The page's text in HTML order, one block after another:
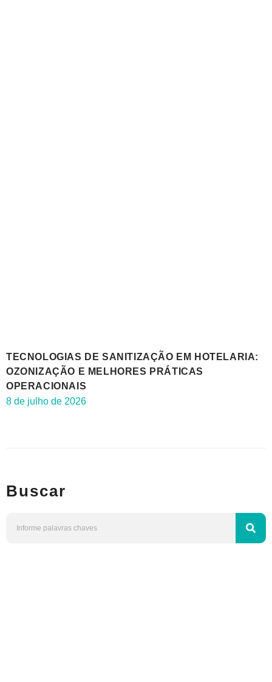
TECNOLOGIAS DE SANITIZAÇÃO EM HOTELARIA:
OZONIZAÇÃO E MELHORES PRÁTICAS
OPERACIONAIS
8 de julho de 2026
Buscar